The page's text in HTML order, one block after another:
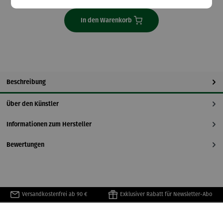
In den Warenkorb
Beschreibung
Über den Künstler
Informationen zum Hersteller
Bewertungen
Versandkostenfrei ab 90 € Exklusiver Rabatt für Newsletter-Abo